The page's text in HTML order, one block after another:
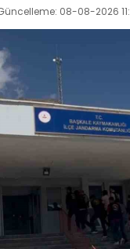
08-08-2026